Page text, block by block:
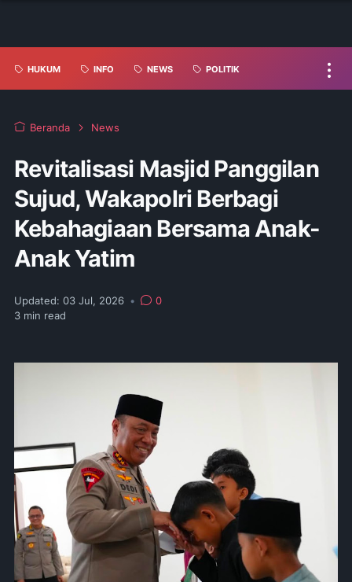
HUKUM INFO NEWS POLITIK
Beranda News
Revitalisasi Masjid Panggilan
Sujud, Wakapolri Berbagi
Kebahagiaan Bersama Anak-
Anak Yatim
Updated: 03 Jul, 2026 •
0
3 min read